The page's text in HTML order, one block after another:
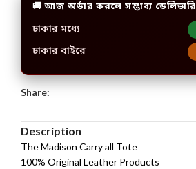
🚚 আজ অর্ডার করলে সম্ভাব্য ডেলিভারি
ঢাকার মধ্যে
ঢাকার বাইরে
Share:
Description
The Madison Carry all Tote
100% Original Leather Products